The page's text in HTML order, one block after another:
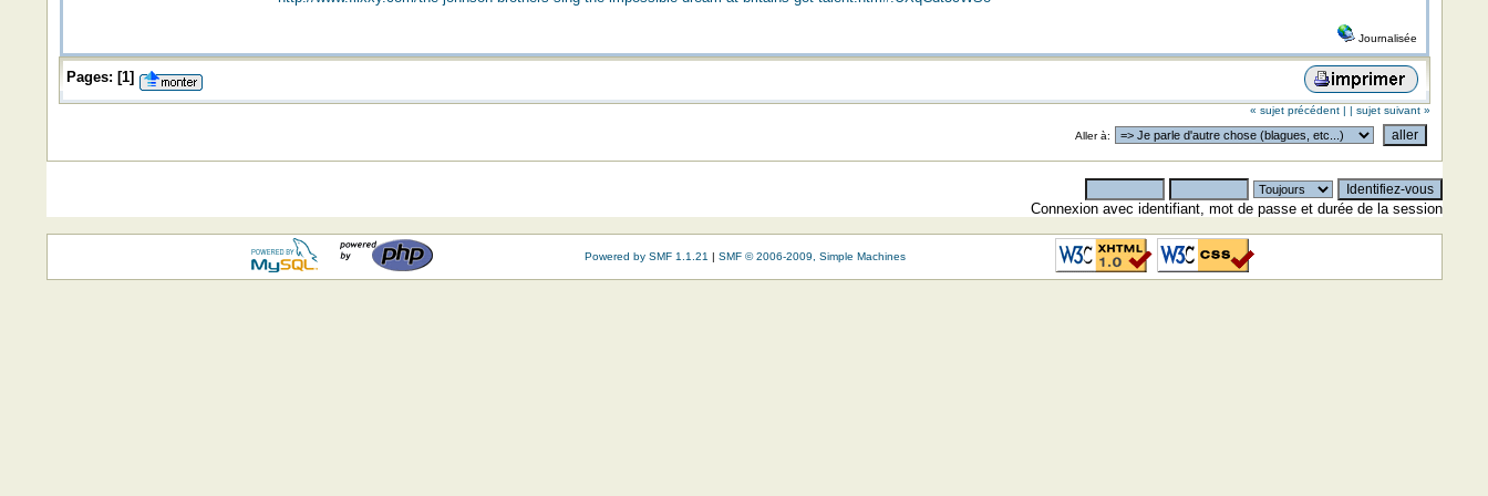
Journalisée
Pages: [1]
« sujet précédent | | sujet suivant »
Aller à:
Connexion avec identifiant, mot de passe et durée de la session
Powered by SMF 1.1.21 | SMF © 2006-2009, Simple Machines